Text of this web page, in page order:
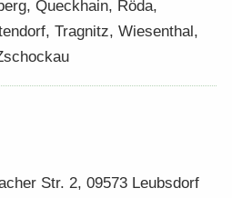
Queck­hain, Röda,
Trag­nitz, Wie­sen­thal,
Str. 2, 09573 Leubs­dorf